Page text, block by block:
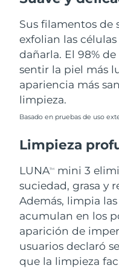
Sus filamentos de
exfolian las
dañarla. El 98%
sentir la piel más
apariencia más
limpieza.
Basado en pruebas de uso
Limpieza
LUNATM
mini 3
suciedad, grasa y
Además, limpia
acumulan en los
aparición de
usuarios declaró
que la limpieza
Filipinas
Polonia
Portugal
Catar
Reunión
Rumanía
Rusia
Arabia Saudí